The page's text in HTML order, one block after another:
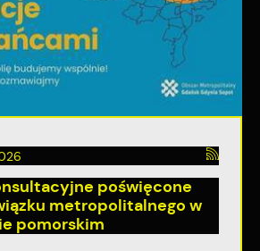
poświęcone
metropolitalnego w
pomorskim